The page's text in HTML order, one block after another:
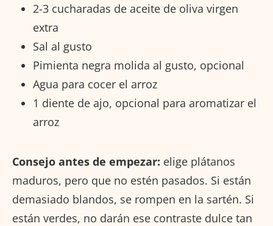
2-3 cucharadas de aceite de oliva virgen
extra
Sal al gusto
Pimienta negra molida al gusto, opcional
Agua para cocer el arroz
1 diente de ajo, opcional para aromatizar el
arroz
Consejo antes de empezar: elige plátanos
maduros, pero que no estén pasados. Si están
demasiado blandos, se rompen en la sartén. Si
están verdes, no darán ese contraste dulce tan